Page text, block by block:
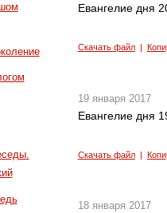
Евангелие дня
Скачать файл|
19 января 2017
Евангелие дня
Скачать файл|
18 января 2017